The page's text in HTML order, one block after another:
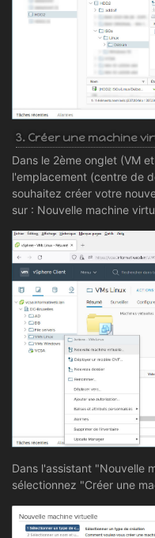
3. Créer une machine
Dans le 2ème onglet (VM
l'emplacement (centre de
souhaitez créer votre
sur : Nouvelle machine
Dans l'assistant "Nouvelle
sélectionnez "Créer une